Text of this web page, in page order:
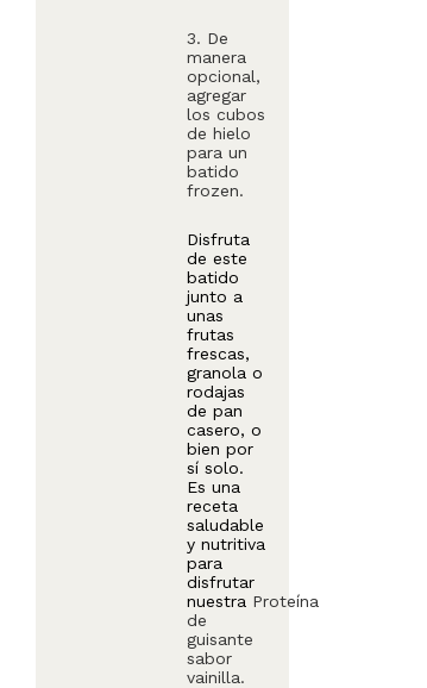
3. De
manera
opcional,
agregar
los cubos
de hielo
para un
batido
frozen.
Disfruta
de este
batido
junto a
unas
frutas
frescas,
granola o
rodajas
de pan
casero, o
bien por
sí solo.
Es una
receta
saludable
y nutritiva
para
disfrutar
nuestra Proteína
de
guisante
sabor
vainilla.